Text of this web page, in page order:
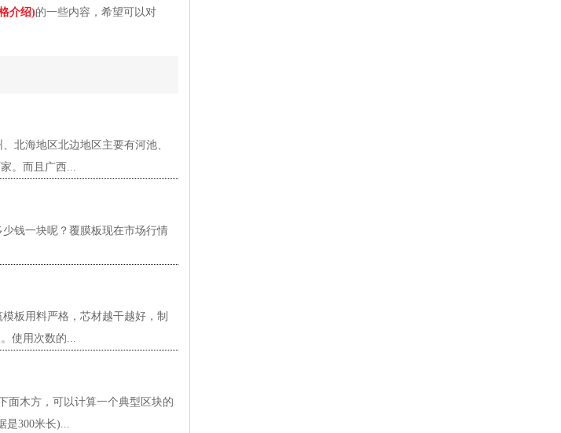
介绍)的一些内容，希望可以对
北海地区北边地区主要有河池、
。而且广西...
钱一块呢？覆膜板现在市场行情
板用料严格，芯材越干越好，制
使用次数的...
面木方，可以计算一个典型区块的
是300米长)...